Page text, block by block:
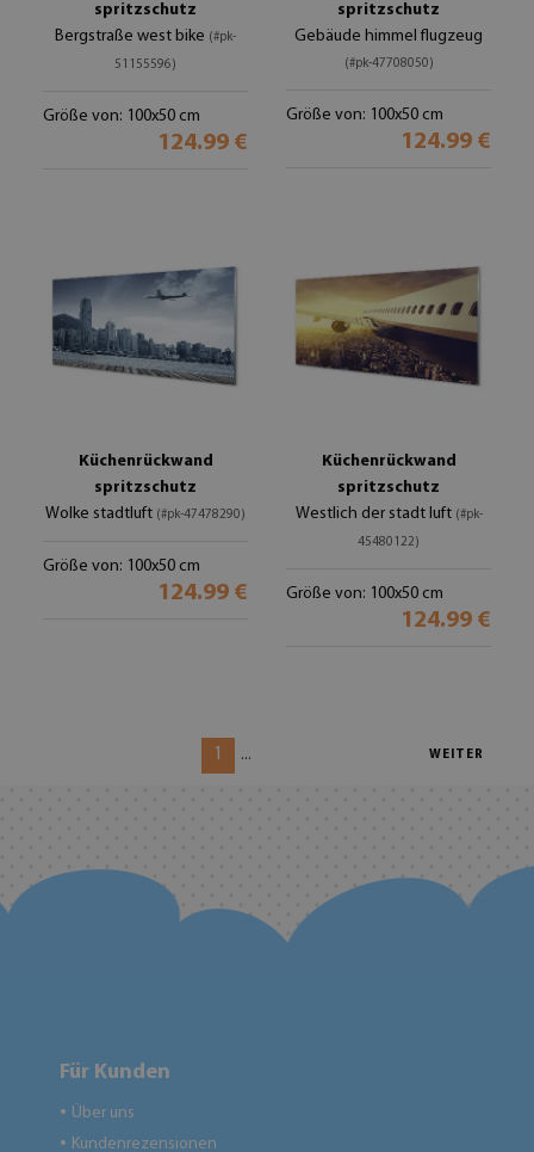
spritzschutz
Bergstraße west bike (#pk-
51155596)
Größe von: 100x50 cm
124.99 €
spritzschutz
Gebäude himmel flugzeug
(#pk-47708050)
Größe von: 100x50 cm
124.99 €
Küchenrückwand
spritzschutz
Wolke stadtluft (#pk-47478290)
Größe von: 100x50 cm
124.99 €
Küchenrückwand
spritzschutz
Westlich der stadt luft (#pk-
45480122)
Größe von: 100x50 cm
124.99 €
1 ... WEITER
Für Kunden
● Über uns
● Kundenrezensionen